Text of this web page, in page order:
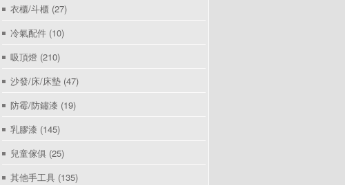
衣櫃/斗櫃 (27)
冷氣配件 (10)
吸頂燈 (210)
沙發/床/床墊 (47)
防霉/防鏽漆 (19)
乳膠漆 (145)
兒童傢俱 (25)
其他手工具 (135)